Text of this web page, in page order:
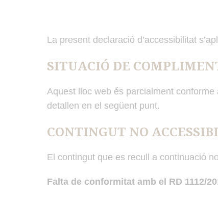
La present declaració d’accessibilitat
SITUACIÓ DE
Aquest lloc web és parcialment
detallen en el següent punt.
CONTINGUT NO
El contingut que es recull a continuació
Falta de conformitat amb el RD 1112/